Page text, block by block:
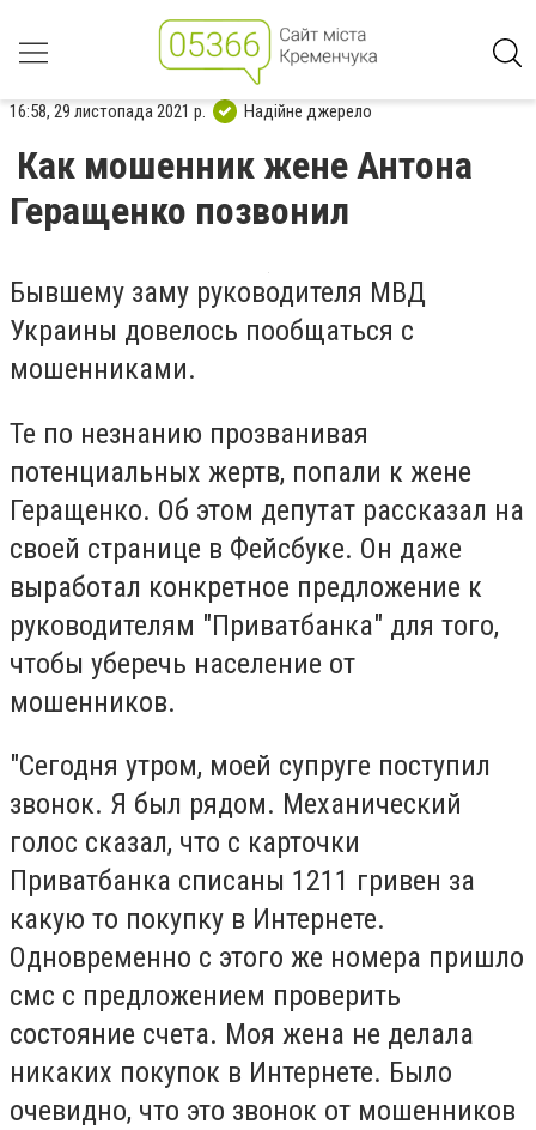
16:58, 29 листопада 2021 р. Надійне джерело
Как мошенник жене Антона
Геращенко позвонил
Бывшему заму руководителя МВД
Украины довелось пообщаться с
мошенниками.
Те по незнанию прозванивая
потенциальных жертв, попали к жене
Геращенко. Об этом депутат рассказал на
своей странице в Фейсбуке. Он даже
выработал конкретное предложение к
руководителям "Приватбанка" для того,
чтобы уберечь население от
мошенников.
"Сегодня утром, моей супруге поступил
звонок. Я был рядом. Механический
голос сказал, что с карточки
Приватбанка списаны 1211 гривен за
какую то покупку в Интернете.
Одновременно с этого же номера пришло
смс с предложением проверить
состояние счета. Моя жена не делала
никаких покупок в Интернете. Было
очевидно, что это звонок от мошенников